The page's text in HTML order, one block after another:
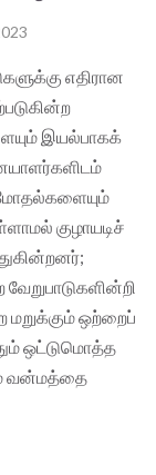
எதிரான
இயல்பாகக்
குழாயடிச்
ஒற்றைப்
ஒட்டுமொத்த
வன்மத்தை